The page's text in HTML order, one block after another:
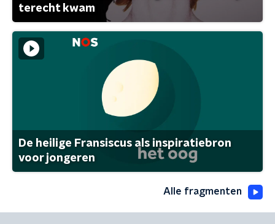
terecht kwam
De heilige Fransiscus als inspiratiebron
voor jongeren
Alle fragmenten